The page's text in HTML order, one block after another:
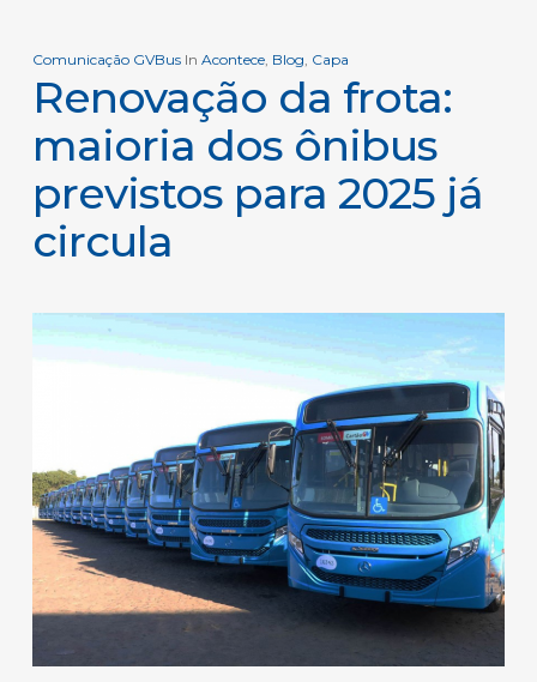
Comunicação GVBus In Acontece, Blog Capa
Renovação da frota:
maioria dos ônibus
previstos para 2025 já
circula